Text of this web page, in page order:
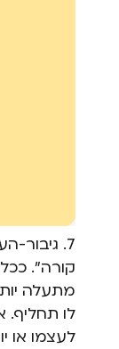
7.
קורה".
מתעלה
לו תחליף.
לעצמו או